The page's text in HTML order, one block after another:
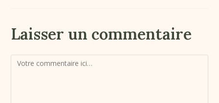
Laisser un commentaire